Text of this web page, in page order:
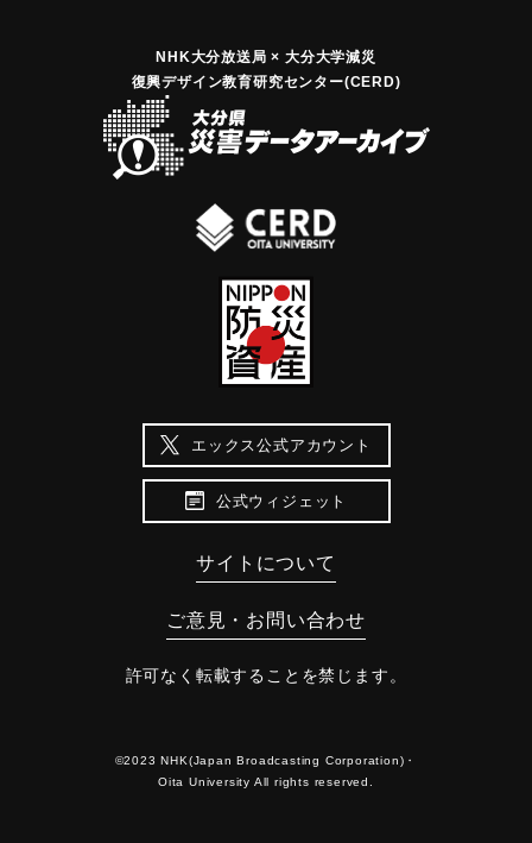
NHK大分放送局 × 大分大学減災
復興デザイン教育研究センター(CERD)
エックス公式アカウント
公式ウィジェット
サイトについて
ご意見・お問い合わせ
許可なく転載することを禁じます。
©2023 NHK(Japan Broadcasting Corporation)・
Oita University All rights reserved.